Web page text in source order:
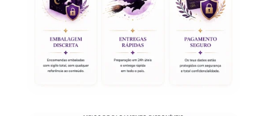
11cmx12cm